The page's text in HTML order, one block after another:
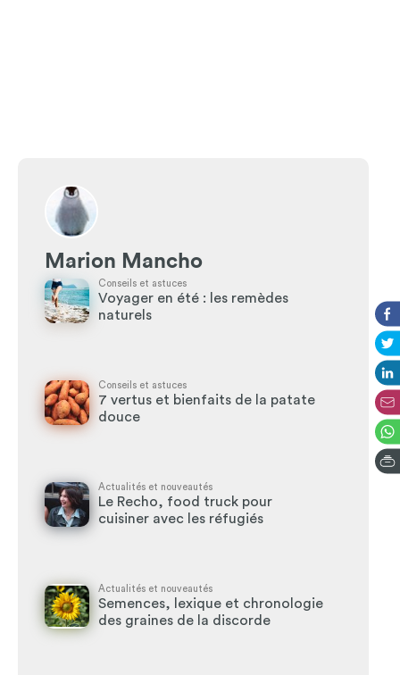
Marion Mancho
Conseils et astuces
Voyager en été : les remèdes
naturels
Conseils et astuces
7 vertus et bienfaits de la patate
douce
Actualités et nouveautés
Le Recho, food truck pour
cuisiner avec les réfugiés
Actualités et nouveautés
Semences, lexique et chronologie
des graines de la discorde